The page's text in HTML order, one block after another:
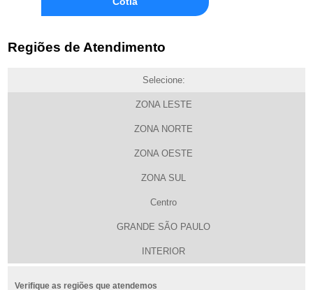
Regiões de Atendimento
Selecione:
ZONA LESTE
ZONA NORTE
ZONA OESTE
ZONA SUL
Centro
GRANDE SÃO PAULO
INTERIOR
Verifique as regiões que atendemos